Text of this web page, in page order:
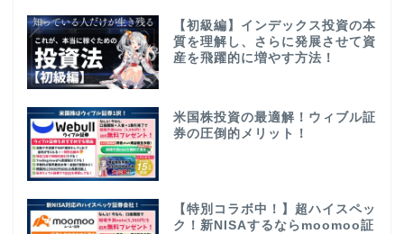
【初級編】インデックス投資の本
質を理解し、さらに発展させて資
産を飛躍的に増やす方法！
米国株投資の最適解！ウィブル証
券の圧倒的メリット！
【特別コラボ中！】超ハイスペッ
ク！新NISAするならmoomoo証